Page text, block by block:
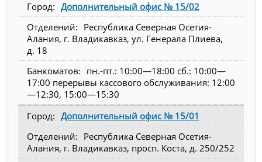
Дополнительный офис № 15/02
Республика Северная Осетия-
Алания, г. Владикавказ, ул. Генерала Плиева,
д. 18
пн.-пт.: 10:00—18:00 сб.: 10:00—
17:00 перерывы кассового обслуживания: 12:00
—12:30, 15:00—15:30
Дополнительный офис № 15/01
Республика Северная Осетия-
Алания, г. Владикавказ, просп. Коста, д. 250/252